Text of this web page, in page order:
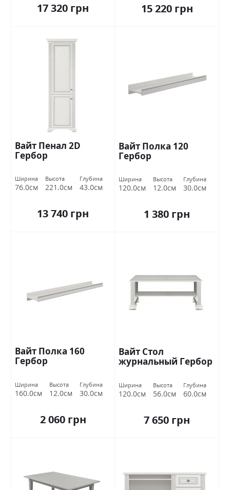
17 320 грн 15 220 грн
Вайт Пенал 2D
Гербор
Ширина
76.0см
Высота
221.0см
Глубина
43.0см
13 740 грн
Вайт Полка 120
Гербор
Ширина
120.0см
Высота
12.0см
Глубина
30.0см
1 380 грн
Вайт Полка 160
Гербор
Ширина
160.0см
Высота
12.0см
Глубина
30.0см
2 060 грн
Вайт Стол
журнальный Гербор
Ширина
120.0см
Высота
56.0см
Глубина
60.0см
7 650 грн